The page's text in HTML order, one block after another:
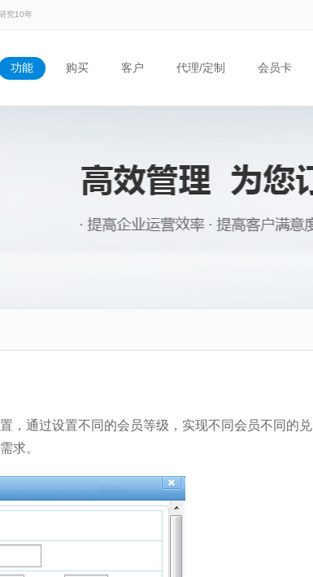
究10年
功能 购买 客户 代理/定制 会员卡
，通过设置不同的会员等级，实现不同会员不同的兑
求。